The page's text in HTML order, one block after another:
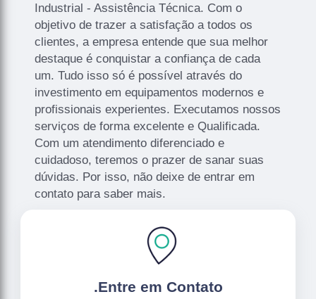
Industrial - Assistência Técnica. Com o
objetivo de trazer a satisfação a todos os
clientes, a empresa entende que sua melhor
destaque é conquistar a confiança de cada
um. Tudo isso só é possível através do
investimento em equipamentos modernos e
profissionais experientes. Executamos nossos
serviços de forma excelente e Qualificada.
Com um atendimento diferenciado e
cuidadoso, teremos o prazer de sanar suas
dúvidas. Por isso, não deixe de entrar em
contato para saber mais.
.Entre em Contato